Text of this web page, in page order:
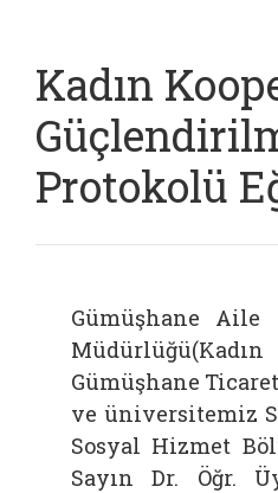
Kadın
Protokolü
Gümüşhane
Gümüşhane
ve üniversitemiz
Sosyal Hizmet
Sayın Dr. Öğr.